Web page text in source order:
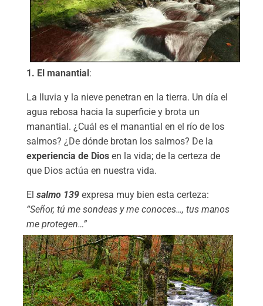
1. El manantial :
La lluvia y la nieve penetran en la tierra. Un día el
agua rebosa hacia la superficie y brota un
manantial. ¿Cuál es el manantial en el río de los
salmos? ¿De dónde brotan los salmos? De la
experiencia de Diosen la vida; de la certeza de
que Dios actúa en nuestra vida.
El salmo 139expresa muy bien esta certeza:
“Señor, tú me sondeas y me conoces…, tus manos
me protegen…”